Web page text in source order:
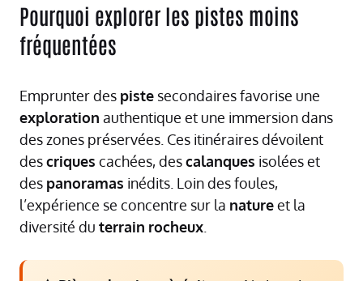
Pourquoi explorer les pistes moins
fréquentées
Emprunter des piste secondaires favorise une
exploration authentique et une immersion dans
des zones préservées. Ces itinéraires dévoilent
descriques cachées, descalanques isolées et
des panoramas inédits. Loin des foules,
l’expérience se concentre sur la natureet la
diversité du terrain rocheux